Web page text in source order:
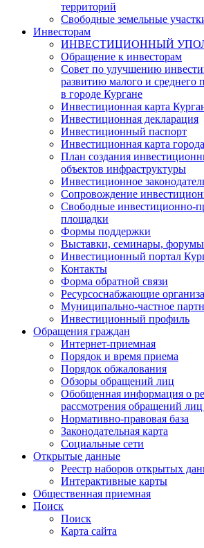
территорий
Свободные земельные
Инвесторам
ИНВЕСТИЦИОННЫЙ
Обращение к инвесторам
Совет по улучшению
развитию малого и среднего
в городе Кургане
Инвестиционная карта
Инвестиционная декларация
Инвестиционный паспорт
Инвестиционная карта
План создания
объектов инфраструктуры
Инвестиционное
Сопровождение
Свободные инвестиционно-
площадки
Формы поддержки
Выставки, семинары, форумы
Инвестиционный портал
Контакты
Форма обратной связи
Ресурсоснабжающие
Муниципально-частное
Инвестиционный профиль
Обращения граждан
Интернет-приемная
Порядок и время приема
Порядок обжалования
Обзоры обращений лиц
Обобщенная информация о
рассмотрения обращений
Нормативно-правовая база
Законодательная карта
Социальные сети
Открытые данные
Реестр наборов открытых
Интерактивные карты
Общественная приемная
Поиск
Поиск
Карта сайта